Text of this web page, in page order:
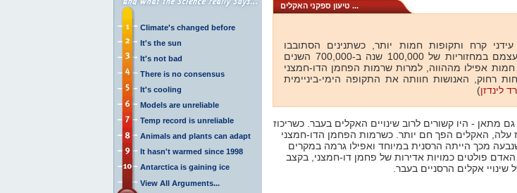
Climate's changed before
It's the sun
It's not bad
There is no consensus
It's cooling
Models are unreliable
Temp record is unreliable
Animals and plants can adapt
It hasn't warmed since 1998
Antarctica is gaining ice
View All Arguments...
טיעון ספקני האקלים ...
קרח ותקופות חמות יותר, כשתנינים הסתובבו
בספיצברגן. עידני קרח חוזרים על עצמם במחזוריות של 100,000 שנה ב-700,000 השנים
חמות אפילו מההווה, למרות שרמות הפחמן הדו-חמצני
רחוק, האנושות חוותה את התקופה הימי-ביניימית
לינדזן)
מתאן - היו קשורים לרוב שינויים האקלים בעבר. כשריכוז
עלה, האקלים הפך חם יותר. כשרמות הפחמן הדו-חמצני
מכך הייתה הרסנית במיוחד ואפילו גרמה במקרים
האדם פולטים כמויות אדירות של פחמן דו-חמצני, בקצב
אקלים הרסניים בעבר.